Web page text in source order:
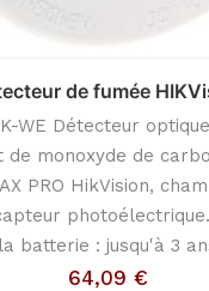
de fumée
WE Détecteur
de monoxyde de
PRO HikVision,
la batterie : jusqu'à 3
64,09 €